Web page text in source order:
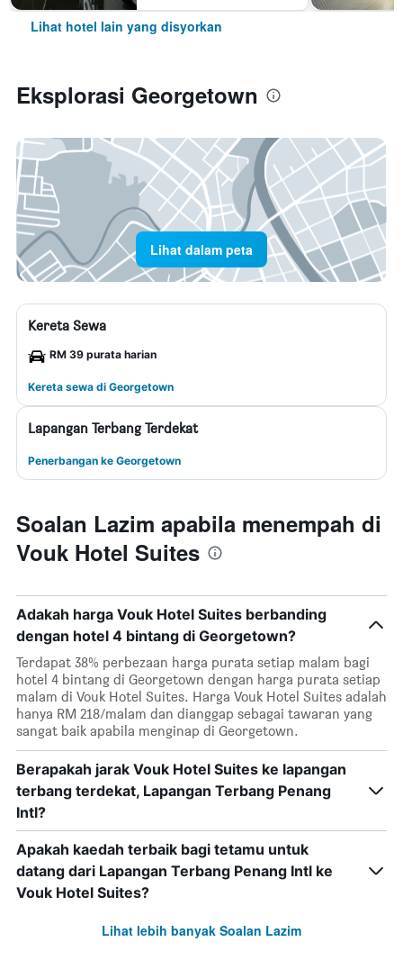
Lihat hotel lain yang disyorkan
Eksplorasi Georgetown
Lihat dalam peta
Kereta Sewa
RM 39 purata harian
Kereta sewa di Georgetown
Lapangan Terbang Terdekat
Penerbangan ke Georgetown
Soalan Lazim apabila menempah di
Vouk Hotel Suites
Adakah harga Vouk Hotel Suites berbanding
dengan hotel 4 bintang di Georgetown?
Terdapat 38% perbezaan harga purata setiap malam bagi
hotel 4 bintang di Georgetown dengan harga purata setiap
malam di Vouk Hotel Suites. Harga Vouk Hotel Suites adalah
hanya RM 218/malam dan dianggap sebagai tawaran yang
sangat baik apabila menginap di Georgetown.
Berapakah jarak Vouk Hotel Suites ke lapangan
terbang terdekat, Lapangan Terbang Penang
Intl?
Apakah kaedah terbaik bagi tetamu untuk
datang dari Lapangan Terbang Penang Intl ke
Vouk Hotel Suites?
Lihat lebih banyak Soalan Lazim